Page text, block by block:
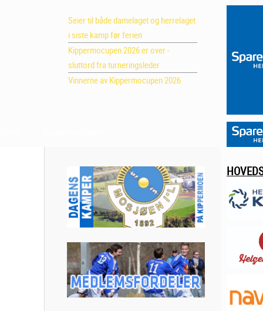
Seier til både damelaget og herrelaget
i siste kamp før ferien
Kippermocupen 2026 er over -
sluttord fra turneringsleder
Vinnerne av Kippermocupen 2026